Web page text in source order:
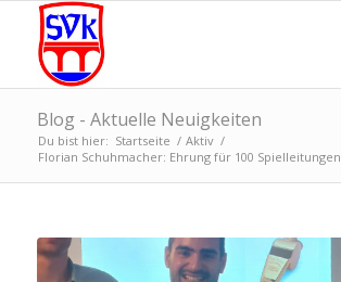
Blog - Aktuelle Neuigkeiten
Du bist hier: Startseite / Aktiv /
Florian Schuhmacher: Ehrung für 100 Spielleitungen